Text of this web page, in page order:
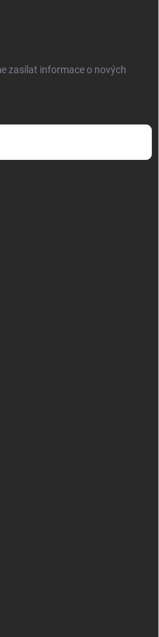
zasílat informace o nových